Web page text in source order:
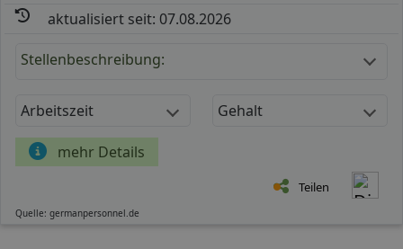
aktualisiert seit: 07.08.2026
Stellenbeschreibung:
Arbeitszeit Gehalt
mehr Details
Teilen
Quelle: germanpersonnel.de